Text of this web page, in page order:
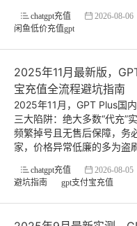
chatgpt充值 2026-08-06
闲鱼低价充值gpt
2025年11月最新版，
宝充值全流程避坑指南
2025年11月，GPT Plus国
三大陷阱：绝大多数“代充”
频繁掉号且无售后保障，务
家，价格异常低廉的多为盗
chatgpt充值 2026-08-05
避坑指南
gpt支付宝充值